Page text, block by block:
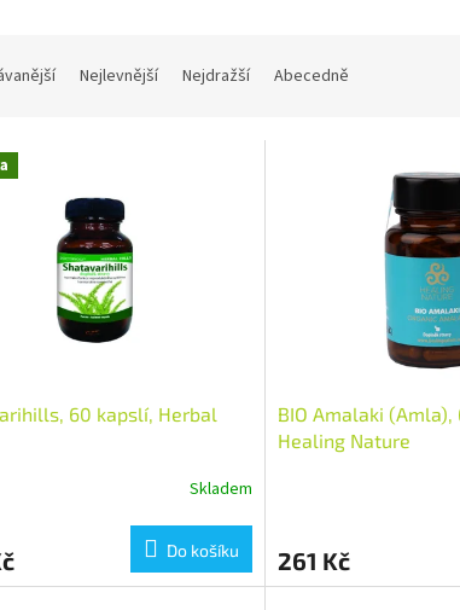
Nejlevnější Nejdražší Abecedně
60 kapslí, Herbal
Skladem
Do košíku
BIO Amalaki (Amla),
Healing Nature
261 Kč